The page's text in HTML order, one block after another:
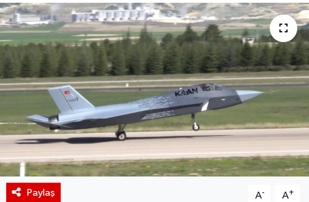
Paylaş A- A+
Kiripto Para Piyasası
Gizlilik Sözleşmesi
Hakkımızda
İletişim